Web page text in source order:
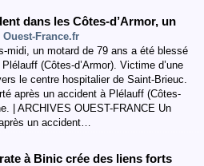
dans les Côtes-d’Armor, un
Ouest-France.fr
midi, un motard de 79 ans a été blessé
(Côtes-d’Armor). Victime d’une
le centre hospitalier de Saint-Brieuc.
après un accident à Plélauff (Côtes-
| ARCHIVES OUEST-FRANCE Un
un accident…
à Binic crée des liens forts